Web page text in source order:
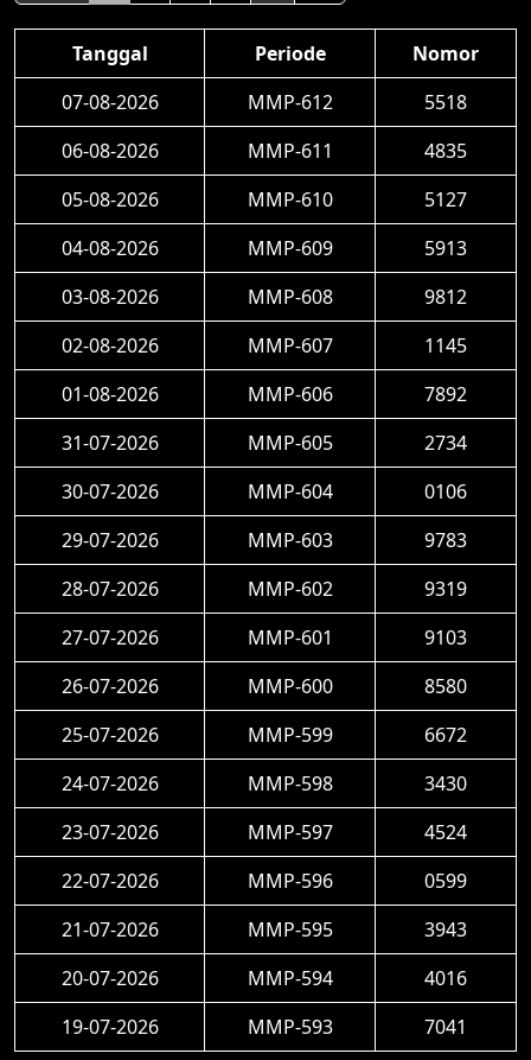
Tanggal Periode
Nomor
07-08-2026
MMP-612
5518
06-08-2026
MMP-611
4835
05-08-2026
MMP-610
5127
04-08-2026
MMP-609
5913
03-08-2026
MMP-608
9812
02-08-2026
MMP-607
1145
01-08-2026
MMP-606
7892
31-07-2026
MMP-605
2734
30-07-2026
MMP-604
0106
29-07-2026
MMP-603
9783
28-07-2026
MMP-602
9319
27-07-2026
MMP-601
9103
26-07-2026
MMP-600
8580
25-07-2026
MMP-599
6672
24-07-2026
MMP-598
3430
23-07-2026
MMP-597
4524
22-07-2026
MMP-596
0599
21-07-2026
MMP-595
3943
20-07-2026
MMP-594
4016
19-07-2026
MMP-593 7041